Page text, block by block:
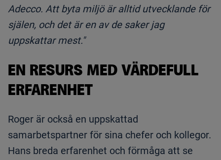
Adecco. Att byta miljö är alltid utvecklande för
själen, och det är en av de saker jag
uppskattar mest."
EN RESURS MED VÄRDEFULL
ERFARENHET
Roger är också en uppskattad
samarbetspartner för sina chefer och kollegor.
Hans breda erfarenhet och förmåga att se